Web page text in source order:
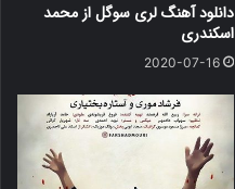
دانلود آهنگ لری سوگل از محمد
اسکندری
2020-07-16